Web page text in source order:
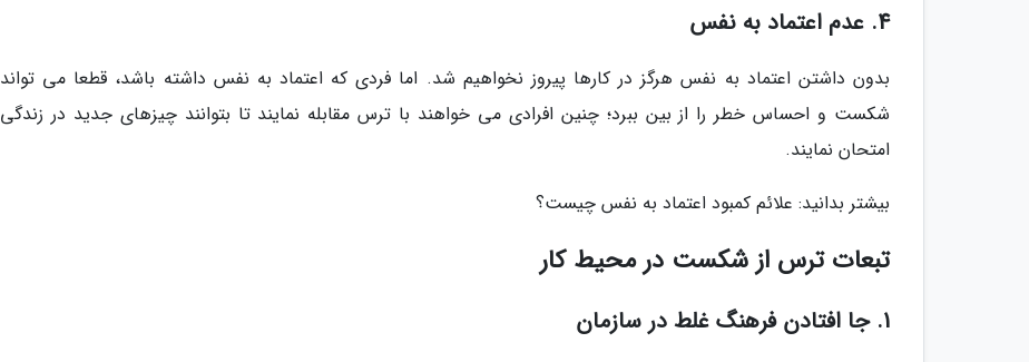
4. عدم اعتماد به نفس
بدون داشتن اعتماد به نفس هرگز در کارها پیروز نخواهیم شد. اما فردی که اعتماد به نفس داشته باشد، قطعا می تواند
شکست و احساس خطر را از بین ببرد؛ چنین افرادی می خواهند با ترس مقابله نمایند تا بتوانند چیزهای جدید در زندگی
امتحان نمایند.
بیشتر بدانید: علائم کمبود اعتماد به نفس چیست؟
تبعات ترس از شکست در محیط کار
1. جا افتادن فرهنگ غلط در سازمان